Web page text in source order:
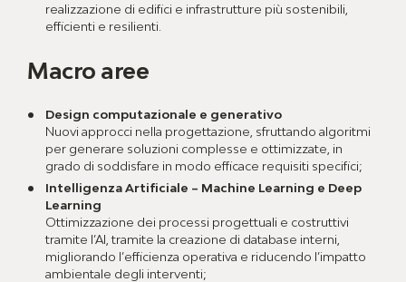
realizzazione di edifici e infrastrutture più sostenibili,
efficienti e resilienti.
Macro aree
Design computazionale e generativo
Nuovi approcci nella progettazione, sfruttando algoritmi
per generare soluzioni complesse e ottimizzate, in
grado di soddisfare in modo efficace requisiti specifici;
Intelligenza Artificiale – Machine Learning e Deep
Learning
Ottimizzazione dei processi progettuali e costruttivi
tramite l’AI, tramite la creazione di database interni,
migliorando l’efficienza operativa e riducendo l’impatto
ambientale degli interventi;